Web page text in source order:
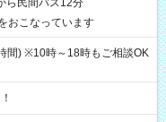
ら民間バス12分
おこなっています
) ※10時～18時もご相談OK